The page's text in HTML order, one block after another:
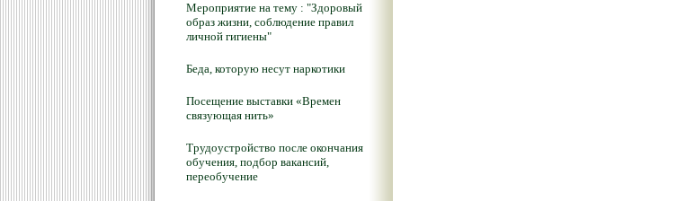
Мероприятие на тему : "Здоровый
образ жизни, соблюдение правил
личной гигиены"
Беда, которую несут наркотики
Посещение выставки «Времен
связующая нить»
Трудоустройство после окончания
обучения, подбор вакансий,
переобучение